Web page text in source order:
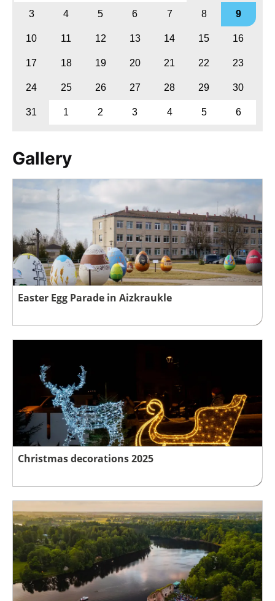
3 4 5 6 7 8 9
10 11 12 13 14 15 16
17 18 19 20 21 22 23
24 25 26 27 28 29 30
31 1 2 3 4 5 6
Gallery
Easter Egg Parade in Aizkraukle
Christmas decorations 2025